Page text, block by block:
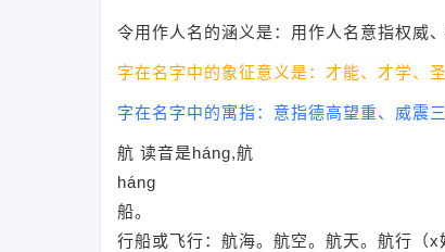
令用作人名的涵义是：用作人名意指权威
字在名字中的象征意义是：才能、才学、
字在名字中的寓指：意指德高望重、威震
航 读音是háng,航
háng
船。
行船或飞行：航海。航空。航天。航行（x